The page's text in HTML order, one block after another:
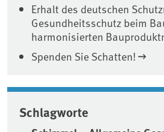
Erhalt des deutschen
Gesundheitsschutz beim
harmonisierten
Spenden Sie Schatten!
Schlagworte